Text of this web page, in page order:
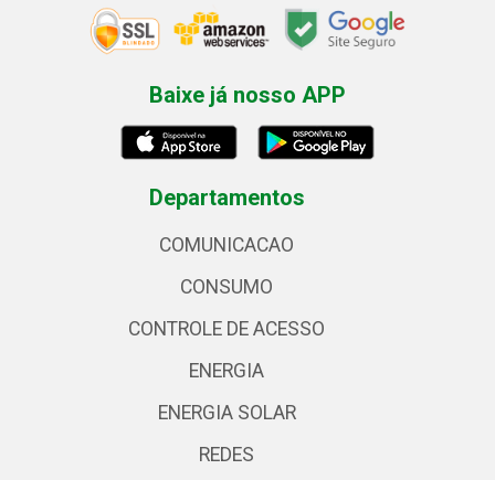
Baixe já nosso APP
Departamentos
COMUNICACAO
CONSUMO
CONTROLE DE ACESSO
ENERGIA
ENERGIA SOLAR
REDES